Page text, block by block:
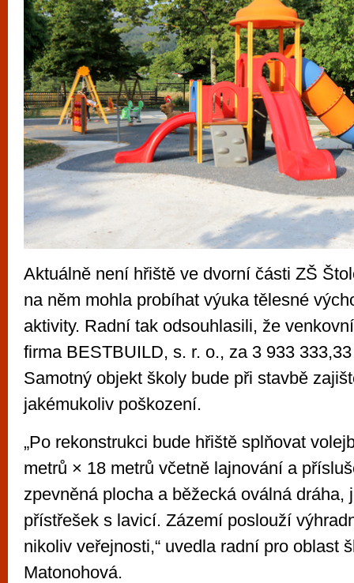
Aktuálně není hřiště ve dvorní části ZŠ
na něm mohla probíhat výuka tělesné
aktivity. Radní tak odsouhlasili, že
firma BESTBUILD, s. r. o., za 3 933
Samotný objekt školy bude při stavbě
jakémukoliv poškození.
„Po rekonstrukci bude hřiště splňovat
metrů × 18 metrů včetně lajnování a
zpevněná plocha a běžecká oválná dráha,
přístřešek s lavicí. Zázemí poslouží
nikoliv veřejnosti,“ uvedla radní pro oblast
Matonohová.